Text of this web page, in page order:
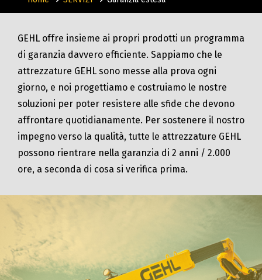
GEHL offre insieme ai propri prodotti un programma
di garanzia davvero efficiente. Sappiamo che le
attrezzature GEHL sono messe alla prova ogni
giorno, e noi progettiamo e costruiamo le nostre
soluzioni per poter resistere alle sfide che devono
affrontare quotidianamente. Per sostenere il nostro
impegno verso la qualità, tutte le attrezzature GEHL
possono rientrare nella garanzia di 2 anni / 2.000
ore, a seconda di cosa si verifica prima.